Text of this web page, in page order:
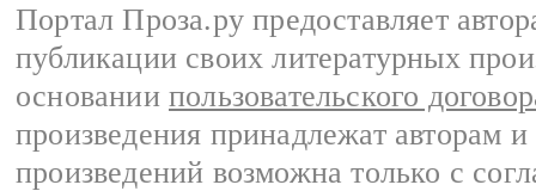
Портал Проза.ру предоставляет
публикации своих литературных
основании пользовательского
произведения принадлежат авторам
произведений возможна только с